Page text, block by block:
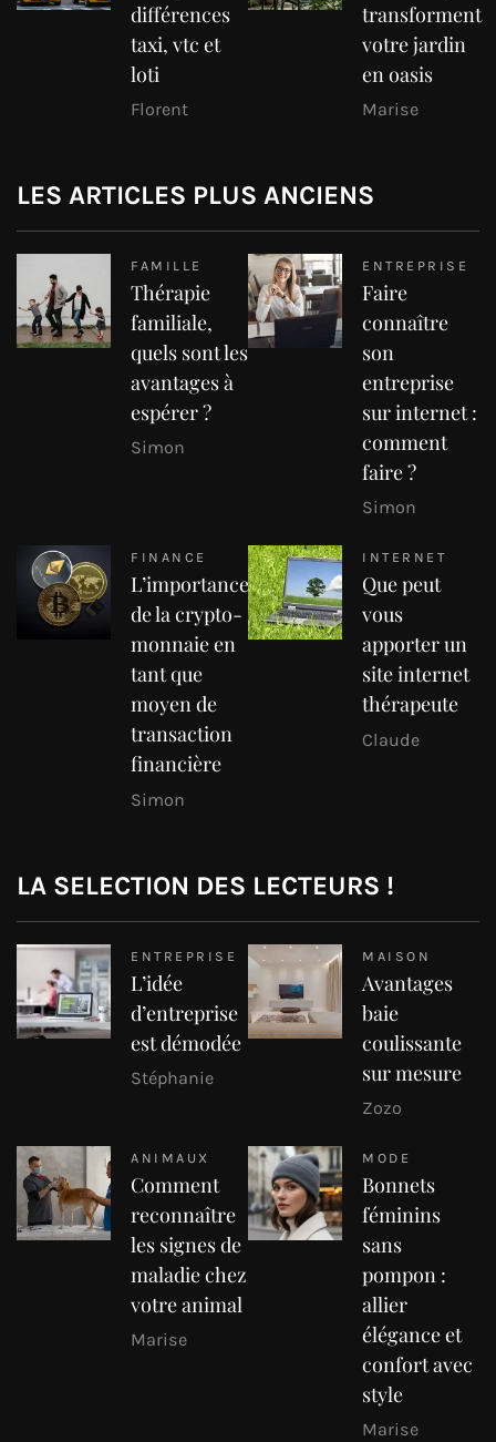
différences
taxi, vtc et
loti
Florent
transforment
votre jardin
en oasis
Marise
LES ARTICLES PLUS ANCIENS
FAMILLE
Thérapie
familiale,
quels sont les
avantages à
espérer ?
Simon
ENTREPRISE
Faire
connaître
son
entreprise
sur internet :
comment
faire ?
Simon
FINANCE
L’importance
de la crypto-
monnaie en
tant que
moyen de
transaction
financière
Simon
INTERNET
Que peut
vous
apporter un
site internet
thérapeute
Claude
LA SELECTION DES LECTEURS !
ENTREPRISE
L’idée
d’entreprise
est démodée
Stéphanie
MAISON
Avantages
baie
coulissante
sur mesure
Zozo
ANIMAUX
Comment
reconnaître
les signes de
maladie chez
votre animal
Marise
MODE
Bonnets
féminins
sans
pompon :
allier
élégance et
confort avec
style
Marise